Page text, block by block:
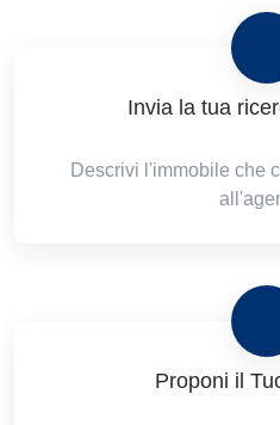
Invia la tua
Descrivi l'immobile che
Proponi il